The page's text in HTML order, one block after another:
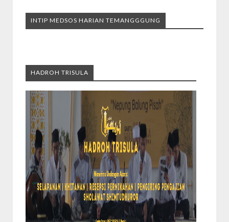
INTIP MEDSOS HARIAN TEMANGGGUNG
HADROH TRISULA